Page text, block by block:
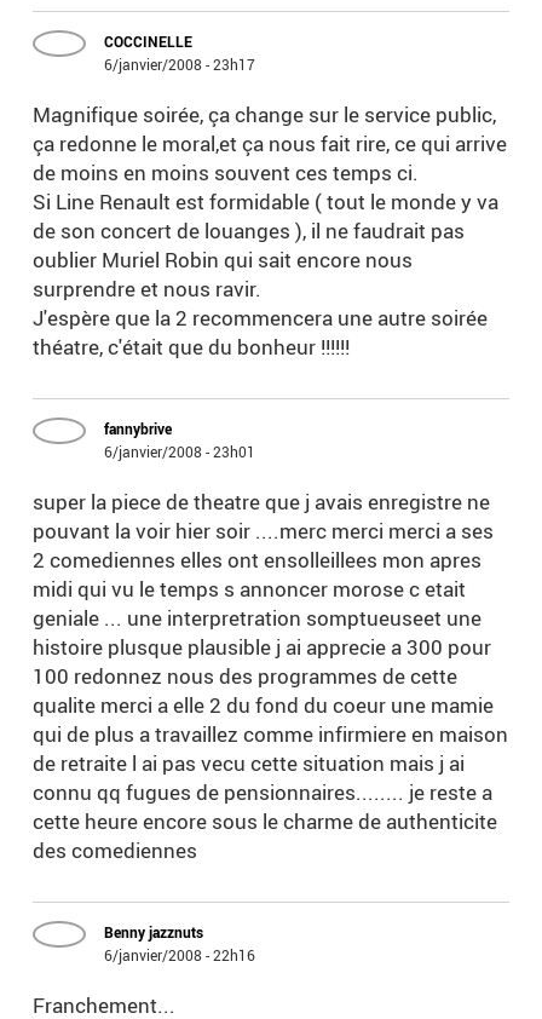
COCCINELLE
6/janvier/2008 - 23h17
Magnifique soirée, ça change sur le service public,
ça redonne le moral,et ça nous fait rire, ce qui arrive
de moins en moins souvent ces temps ci.
Si Line Renault est formidable ( tout le monde y va
de son concert de louanges ), il ne faudrait pas
oublier Muriel Robin qui sait encore nous
surprendre et nous ravir.
J'espère que la 2 recommencera une autre soirée
théatre, c'était que du bonheur !!!!!!
fannybrive
6/janvier/2008 - 23h01
super la piece de theatre que j avais enregistre ne
pouvant la voir hier soir ....merc merci merci a ses
2 comediennes elles ont ensolleillees mon apres
midi qui vu le temps s annoncer morose c etait
geniale ... une interpretration somptueuseet une
histoire plusque plausible j ai apprecie a 300 pour
100 redonnez nous des programmes de cette
qualite merci a elle 2 du fond du coeur une mamie
qui de plus a travaillez comme infirmiere en maison
de retraite l ai pas vecu cette situation mais j ai
connu qq fugues de pensionnaires........ je reste a
cette heure encore sous le charme de authenticite
des comediennes
Benny jazznuts
6/janvier/2008 - 22h16
Franchement...